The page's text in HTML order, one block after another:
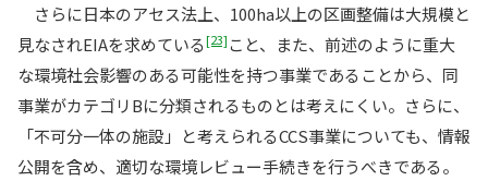
さらに日本のアセス法上、100ha以上の区画整備は大規模と
見なされEIAを求めている[23]こと、また、前述のように重大
な環境社会影響のある可能性を持つ事業であることから、同
事業がカテゴリBに分類されるものとは考えにくい。さらに、
「不可分一体の施設」と考えられるCCS事業についても、情報
公開を含め、適切な環境レビュー手続きを行うべきである。